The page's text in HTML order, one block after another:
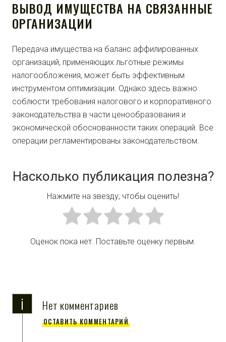
ВЫВОД ИМУЩЕСТВА НА СВЯЗАННЫЕ
ОРГАНИЗАЦИИ
Передача имущества на баланс аффилированных
организаций, применяющих льготные режимы
налогообложения, может быть эффективным
инструментом оптимизации. Однако здесь важно
соблюсти требования налогового и корпоративного
законодательства в части ценообразования и
экономической обоснованности таких операций. Все
операции регламентированы законодательством.
Насколько публикация полезна?
Нажмите на звезду, чтобы оценить!
Оценок пока нет. Поставьте оценку первым.
i Нет комментариев
ОСТАВИТЬ КОММЕНТАРИЙ